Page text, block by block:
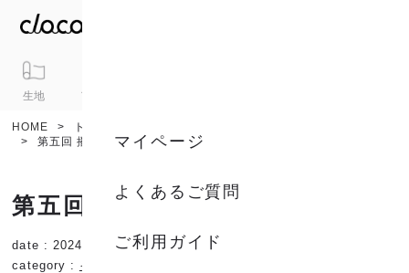
生地 アイテム
マイページ
よくあるご質問
ご利用ガイド
HOME トピックス
第五回 播博に出店します
第五回 播博に出店します
date : 2024.05.20 type :ニュース / 特集
category : イベント